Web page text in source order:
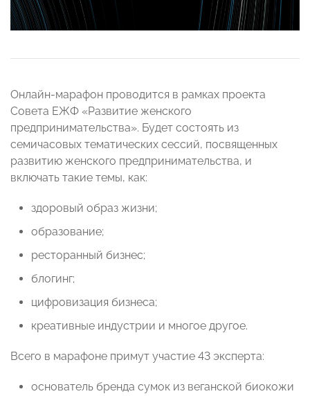
Онлайн-марафон проводится в рамках проекта
Совета ЕЖФ «Развитие женского
предпринимательства». Будет состоять из
семичасовых тематических сессий, посвященных
развитию женского предпринимательства, и
включать такие темы, как:
здоровый образ жизни;
образование;
ресторанный бизнес;
блогинг;
цифровизация бизнеса;
креативные индустрии и многое другое.
Всего в марафоне примут участие 43 эксперта:
основатель бренда сумок из веганской биокожи